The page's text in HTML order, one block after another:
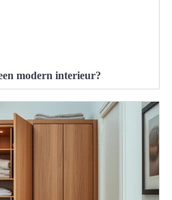
modern interieur?